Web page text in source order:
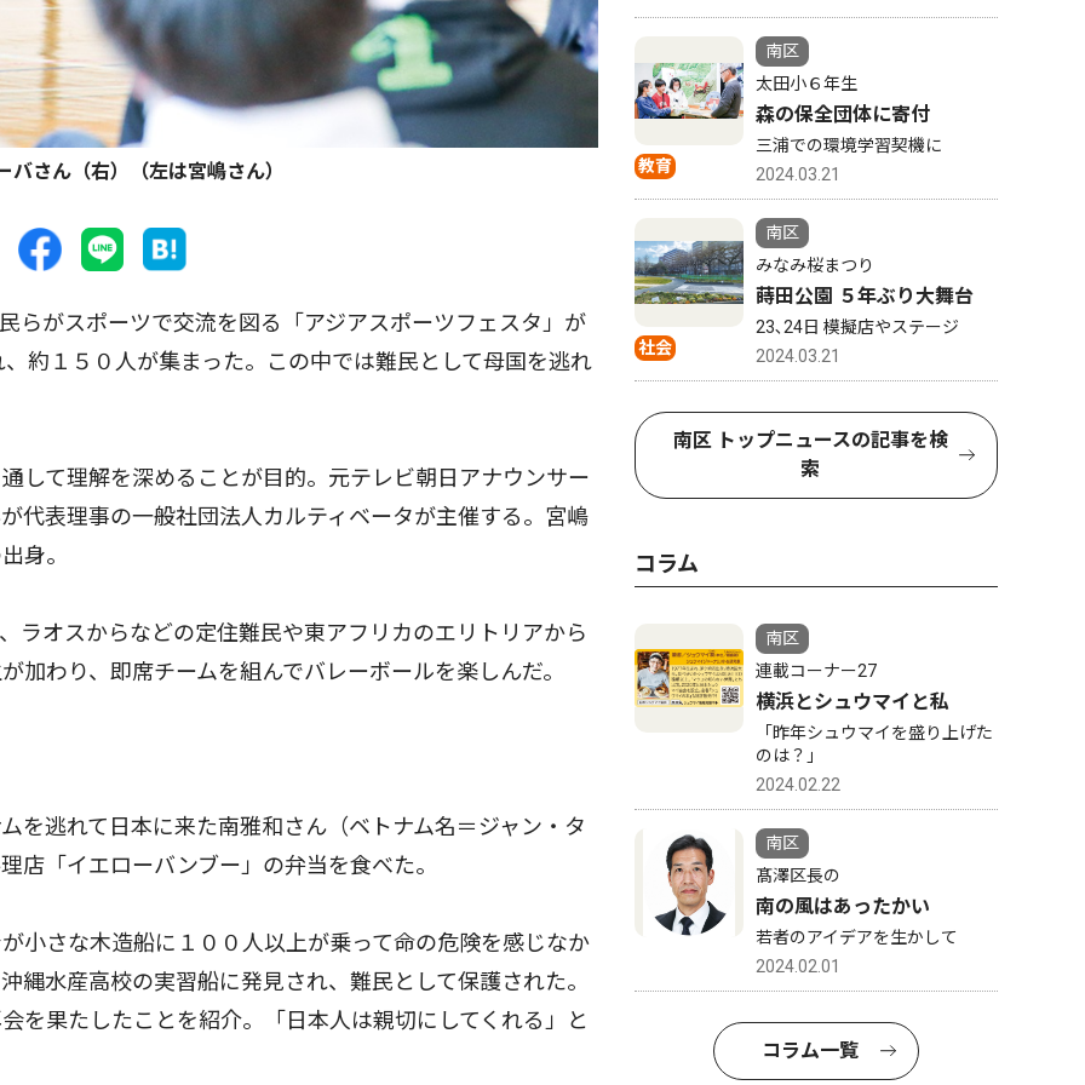
バさん（右）（左は宮嶋さん）
らがスポーツで交流を図る「アジアスポーツフェスタ」が
約１５０人が集まった。この中では難民として母国を逃れ
て理解を深めることが目的。元テレビ朝日アナウンサー
代表理事の一般社団法人カルティベータが主催する。宮嶋
身。
オスからなどの定住難民や東アフリカのエリトリアから
加わり、即席チームを組んでバレーボールを楽しんだ。
逃れて日本に来た南雅和さん（ベトナム名＝ジャン・タ
店「イエローバンブー」の弁当を食べた。
さな木造船に１００人以上が乗って命の危険を感じなか
縄水産高校の実習船に発見され、難民として保護された。
を果たしたことを紹介。「日本人は親切にしてくれる」と
教育
南区
太田小６年生
森の保全団体に寄付
三浦での環境学習契機に
2024.03.21
社会
南区
みなみ桜まつり
蒔田公園 ５年ぶり大舞台
23､24日 模擬店やステージ
2024.03.21
南区 トップニュースの記事を検
索
コラム
南区
連載コーナー27
横浜とシュウマイと私
「昨年シュウマイを盛り上げた
のは？」
2024.02.22
南区
髙澤区長の
南の風はあったかい
若者のアイデアを生かして
2024.02.01
コラム一覧